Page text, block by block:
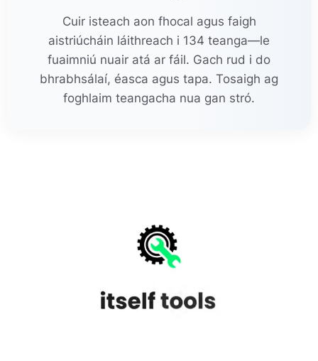
Cuir isteach aon fhocal agus faigh
aistriúcháin láithreach i 134 teanga—le
fuaimniú nuair atá ar fáil. Gach rud i do
bhrabhsálaí, éasca agus tapa. Tosaigh ag
foghlaim teangacha nua gan stró.